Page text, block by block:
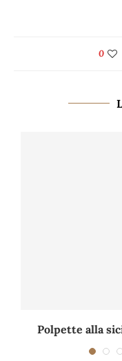
0
Polpette alla